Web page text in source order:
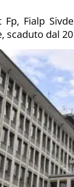
Fp, Fialp
scaduto dal